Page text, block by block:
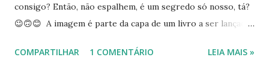
consigo? Então, não espalhem, é um segredo só nosso, tá?
😉🙃😊 A imagem é parte da capa de um livro a ser lançado
nome do livro para ficar como surpresa. E também porque
COMPARTILHAR 1 COMENTÁRIO LEIA MAIS »